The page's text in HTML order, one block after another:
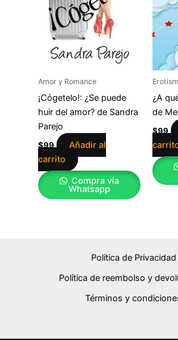
Amor y Romance
¡Cógetelo!: ¿Se puede
huir del amor? de Sandra
Parejo
$99
Añadir al
carrito
Compra vía
Whatsapp
¿A
de
$99
Política de Privacidad
Política de reembolso y
Términos y